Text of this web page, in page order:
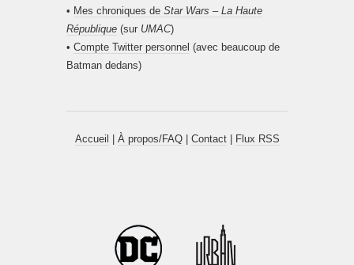
• Mes chroniques de Star Wars – La Haute
République (sur UMAC)
• Compte Twitter personnel (avec beaucoup de
Batman dedans)
Accueil À propos/FAQ| Contact| Flux RSS